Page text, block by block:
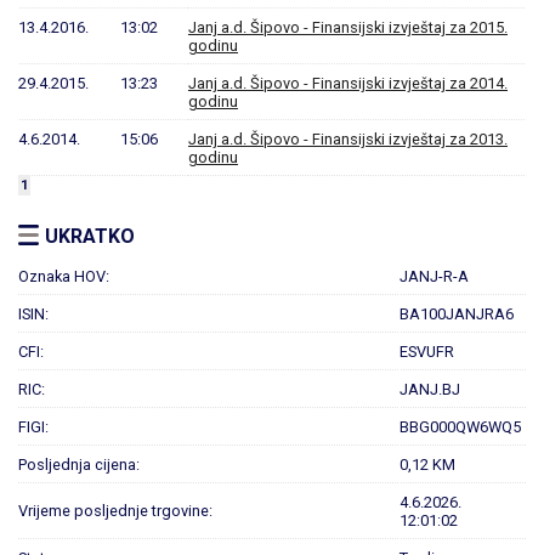
13.4.2016. 13:02
Janj a.d. Šipovo - Finansijski izvještaj za 2015.
godinu
29.4.2015. 13:23
Janj a.d. Šipovo - Finansijski izvještaj za 2014.
godinu
4.6.2014. 15:06
Janj a.d. Šipovo - Finansijski izvještaj za 2013.
godinu
1
UKRATKO
Oznaka HOV: JANJ-R-A
ISIN: BA100JANJRA6
CFI: ESVUFR
RIC: JANJ.BJ
FIGI: BBG000QW6WQ5
Posljednja cijena: 0,12 KM
Vrijeme posljednje trgovine:
4.6.2026.
12:01:02